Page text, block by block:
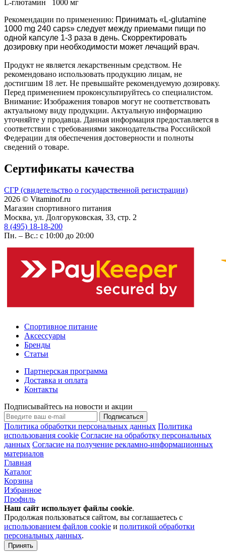
L-глютамин 1000 мг
Рекомендации по применению: Принимать «L-glutamine
1000 mg 240 caps» следует между приемами пищи по
одной капсуле 1-3 раза в день. Скорректировать
дозировку при необходимости может лечащий врач.
Продукт не является лекарственным средством. Не
рекомендовано использовать продукцию лицам, не
достигшим 18 лет. Не превышайте рекомендуемую дозировку.
Перед применением проконсультируйтесь со специалистом.
Внимание: Изображения товаров могут не соответствовать
актуальному виду продукции. Актуальную информацию
уточняйте у продавца. Данная информация предоставляется в
соответствии с требованиями законодательства Российской
Федерации для обеспечения достоверности и полноты
сведений о товаре.
Сертификаты качества
СГР (свидетельство о государственной регистрации)
2026 © Vitaminof.ru
Магазин спортивного питания
Москва, ул. Долгоруковская, 33, стр. 2
8 (495) 18-18-200
Пн. – Вс.: с 10:00 до 20:00
Спортивное питание
Аксессуары
Бренды
Статьи
Партнерская программа
Доставка и оплата
Контакты
Подписывайтесь на новости и акции
Подписаться
Политика обработки персональных данных Политика
использования cookie Согласие на обработку персональных
данных Согласие на получение рекламно-информационных
материалов
Главная
Каталог
Корзина
Избранное
Профиль
Наш сайт использует файлы cookie.
Продолжая пользоваться сайтом, вы соглашаетесь с
использованием файлов cookie и политикой обработки
персональных данных.
Принять